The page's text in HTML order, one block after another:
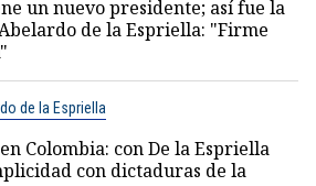
un nuevo presidente; así fue la
de la Espriella: "Firme
de la Espriella
Colombia: con De la Espriella
con dictaduras de la